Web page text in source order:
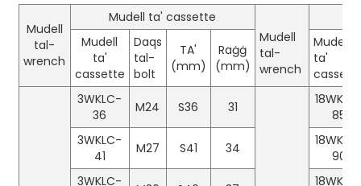
Mudell
tal-
wrench
Mudell ta' cassette
Mudell
tal-
wrench
Mudell
ta'
cassette
Daqs
tal-
bolt
TA'
(mm)
Raġġ
(mm)
Mudell
ta'
3WKLC-
36
M24 S36 31
85
3WKLC-
41
M27 S41 34
90
3WKLC-